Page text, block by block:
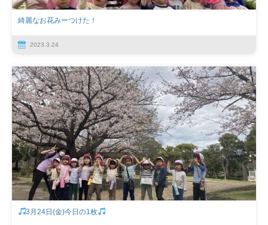
綺麗なお花みーつけた！
2023.3.24
3月24日(金)今日の1枚